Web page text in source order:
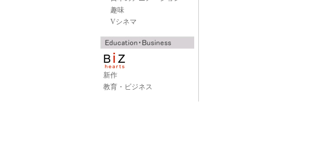
趣味
Vシネマ
新作
教育・ビジネス